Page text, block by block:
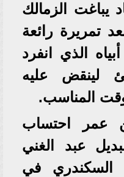
يباغت الزمالك
تمريرة رائعة
الذي انفرد
لينقض عليه
المناسب.
عمر احتساب
عبد الغني
السكندري في